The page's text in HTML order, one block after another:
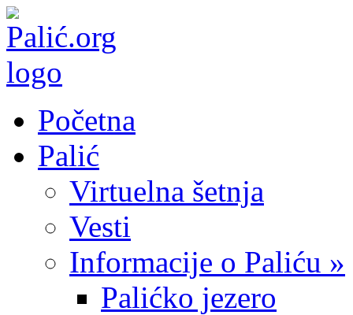
Početna
Palić
Virtuelna šetnja
Vesti
Informacije o Paliću »
Palićko jezero